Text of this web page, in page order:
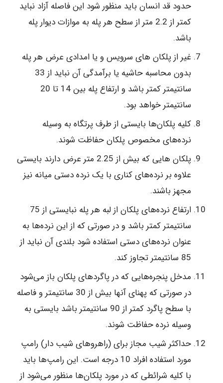
حدود قد انسان‌ باید منظور شود این‌ فاصله‌ آزاد نباید
کمتر از 2.2 متر از سطح‌ هر پله‌ به‌ موازات‌ دیوار پله‌
باشد.
غیر از پلکان های‌ سرویس‌ و یا امدادی‌ عرض‌ هر پله‌
بدون‌ محاسبه‌ حاشیه‌ یا برآمدگی‌ آن‌ نباید از 33
سانتیمتر کمتر باشد و ارتفاع‌ پله‌ بین‌ 14 تا 20
سانتیمتر خواهد بود.
کلیه‌ پلکان‌ها بایستی‌ از طرف‎ پرتگاه‌ به‌ وسیله‌
نرده‌های ‎مخصوص ‎پلکان‎ حفاظت‌ شوند.
پلکان‌ هایی‌ که‌ بیش‌ از 2.25 متر عرض‌ دارند بایستی‌
علاوه‌ بر نرده‌های‌ کناری‌ با یک نرده‌ دستی‌ میانه‌ نیز
مجهز باشند.
ارتفاع‌ نرده‌های‌ پلکان‌ از لبه‌ هر پله‌ نبایستی‌ از 75
سانتیمتر کمتر باشد و در صورتی‌ که‌ از این‌ نرده‌ها به‌
عنوان‌ نرده‌های‌ دستی‌ استفاده‌ شود بلندی‌ آن‌ نباید از
85 سانتیمتر تجاوز کند.
مدخل‌ پنجره‌هایی‌ که‌ در پاگردهای‌ پلکان‌ باز می‌شود
در صورتی‌ که‌ پهنای‌ آنها بیش‌ از 30 سانتیمتر و فاصله‌
با سطح‌ پاگرد کمتر از 90 سانتیمتر باشد بایستی‌ به‌
وسیله‌ نرده‌ حفاظت‌ شوند.
حداکثر شیب‌ مجاز برای‌ (راهروهای‌ شیب‌ دار) رامپ‌
مورد استفاده‌ افراد 10 درجه‌ است‌. این‌ رامپ‌ها باید
با کلیه‌ شرائطی‌ که‌ در مورد پلکان‌ها منظور می‌شود از